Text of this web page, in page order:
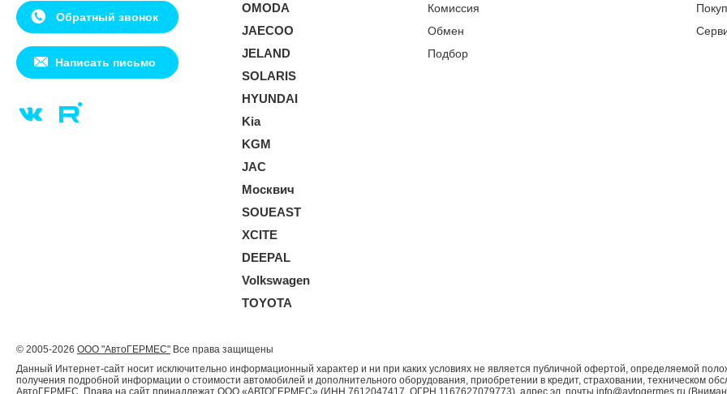
Обратный звонок
Написать письмо
OMODA
JAECOO
JELAND
SOLARIS
HYUNDAI
Kia
KGM
JAC
Москвич
SOUEAST
XCITE
DEEPAL
Volkswagen
TOYOTA
Комиссия
Обмен
Подбор
© 2005-2026 ООО "АвтоГЕРМЕС" Все права защищены
Данный Интернет-сайт носит исключительно информационный характер и ни при каких условиях не является публичной офертой, определяемой
получения подробной информации о стоимости автомобилей и дополнительного оборудования, приобретении в кредит, страховании, техническом
АвтоГЕРМЕС. Права на сайт принадлежат ООО «АВТОГЕРМЕС» (ИНН 7612047417, ОГРН 1167627079773), адрес эл. почты info@avtogermes.ru